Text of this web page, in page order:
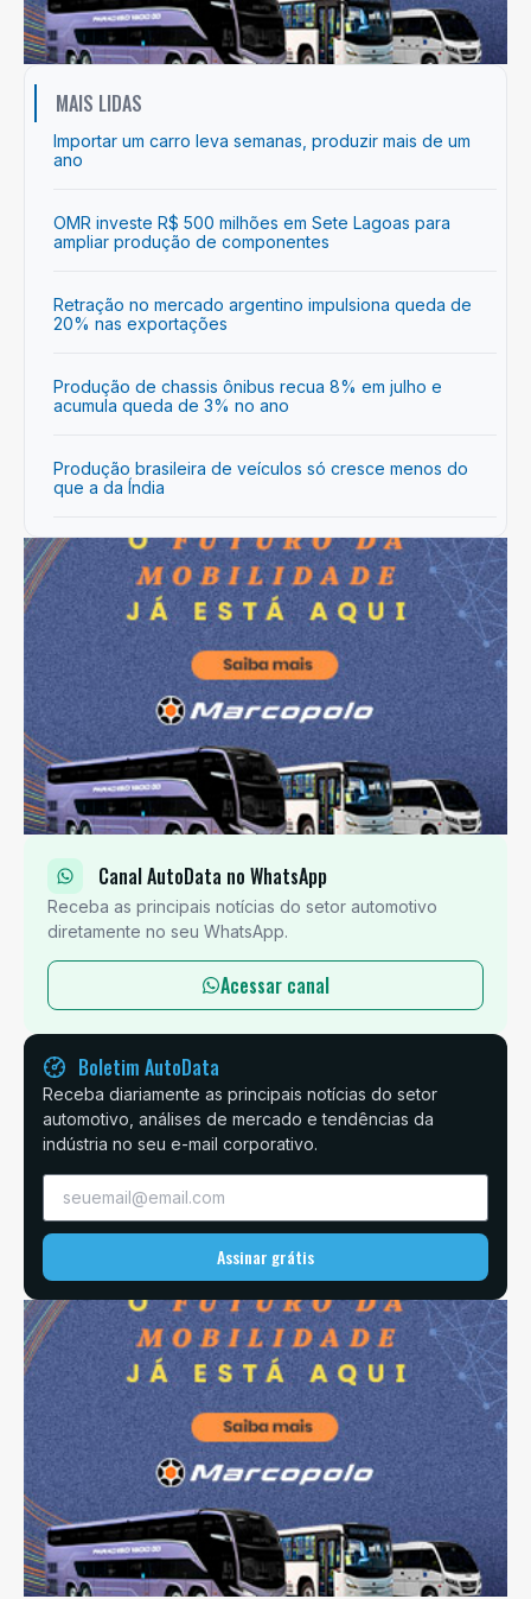
MAIS LIDAS
Importar um carro leva semanas, produzir mais de um
ano
OMR investe R$ 500 milhões em Sete Lagoas para
ampliar produção de componentes
Retração no mercado argentino impulsiona queda de
20% nas exportações
Produção de chassis ônibus recua 8% em julho e
acumula queda de 3% no ano
Produção brasileira de veículos só cresce menos do
que a da Índia
Canal AutoData no WhatsApp
Receba as principais notícias do setor automotivo
diretamente no seu WhatsApp.
Acessar canal
Boletim AutoData
Receba diariamente as principais notícias do setor
automotivo, análises de mercado e tendências da
indústria no seu e-mail corporativo.
Assinar grátis